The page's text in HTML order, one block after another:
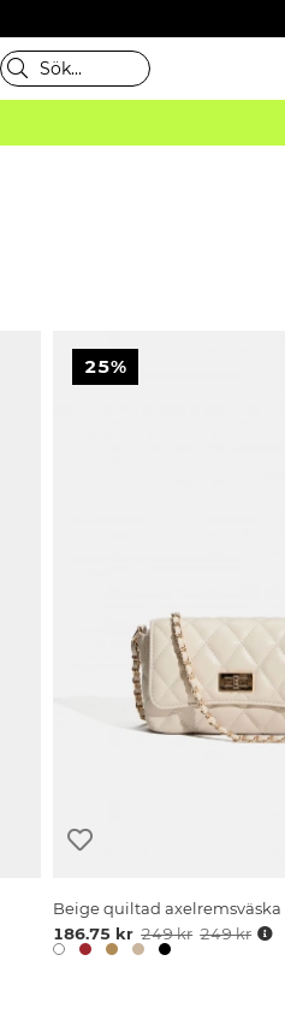
25%
Beige quiltad axelremsväska
186.75 kr 249 kr 249 kr